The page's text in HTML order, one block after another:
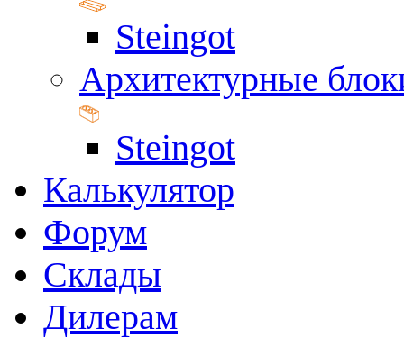
Steingot
Архитектурные
Steingot
Калькулятор
Форум
Склады
Дилерам